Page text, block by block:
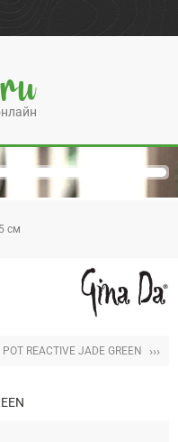
см
REACTIVE JADE GREEN ›››